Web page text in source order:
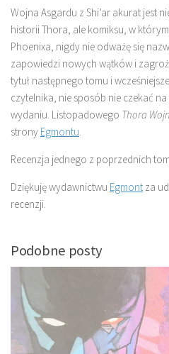
Wojna Asgardu z Shi’ar akurat jest
historii Thora, ale komiksu, w
Phoenixa, nigdy nie odważę się
zapowiedzi nowych wątków i
tytuł następnego tomu i
czytelnika, nie sposób nie czekać
wydaniu. Listopadowego Thora
strony Egmontu.
Recenzja jednego z poprzednich
Dziękuję wydawnictwu Egmont za
recenzji.
Podobne posty